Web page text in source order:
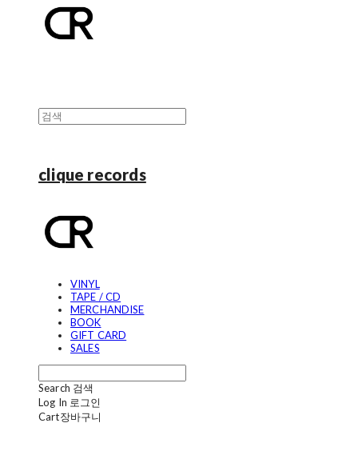
clique records
VINYL
TAPE / CD
MERCHANDISE
BOOK
GIFT CARD
SALES
Search 검색
Log In 로그인
Cart장바구니